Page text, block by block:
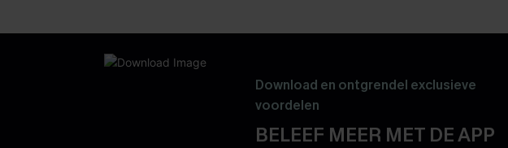
Download en ontgrendel exclusieve
voordelen
BELEEF MEER MET DE APP